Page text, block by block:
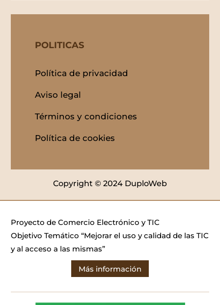
POLITICAS
Política de privacidad
Aviso legal
Términos y condiciones
Política de cookies
Copyright © 2024 DuploWeb
Proyecto de Comercio Electrónico y TIC
Objetivo Temático “Mejorar el uso y calidad de las TIC
y al acceso a las mismas”
Más información